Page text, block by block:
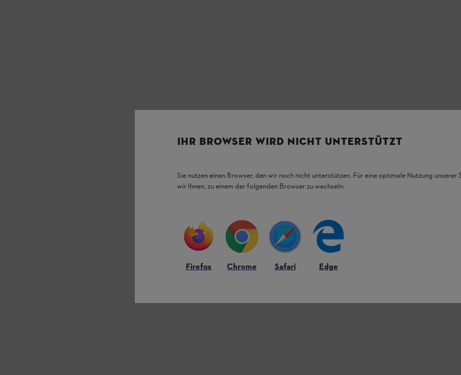
IHR BROWSER WIRD NICHT UNTERSTÜTZT
Sie nutzen einen Browser, den wir noch nicht unterstützen. Für eine optimale Nutzung unserer
wir Ihnen, zu einem der folgenden Browser zu wechseln:
Firefox Chrome Safari Edge